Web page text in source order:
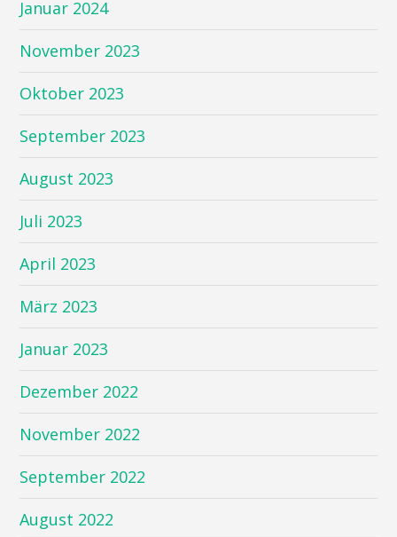
Januar 2024
November 2023
Oktober 2023
September 2023
August 2023
Juli 2023
April 2023
März 2023
Januar 2023
Dezember 2022
November 2022
September 2022
August 2022